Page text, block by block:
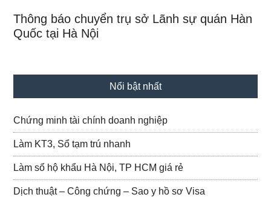
Thông báo chuyển trụ sở Lãnh sự quán Hàn
Quốc tại Hà Nội
Nổi bật nhất
Chứng minh tài chính doanh nghiệp
Làm KT3, Sổ tạm trú nhanh
Làm sổ hộ khẩu Hà Nội, TP HCM giá rẻ
Dịch thuật – Công chứng – Sao y hồ sơ Visa